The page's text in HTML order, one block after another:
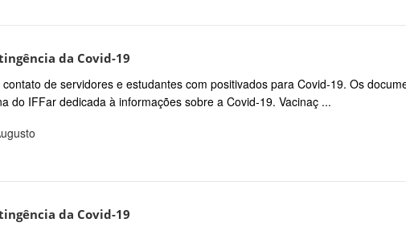
da Covid-19
de servidores e estudantes com positivados para Covid-19. Os
do IFFar dedicada à informações sobre a Covid-19. Vacinaç ...
da Covid-19